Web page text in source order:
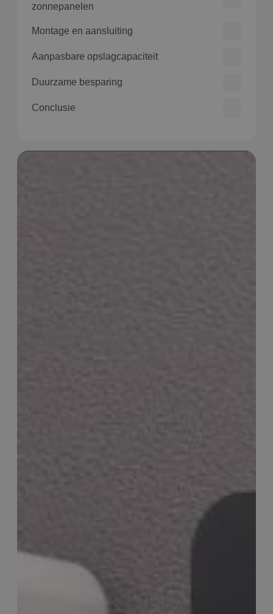
zonnepanelen
Montage en aansluiting
Aanpasbare opslagcapaciteit
Duurzame besparing
Conclusie